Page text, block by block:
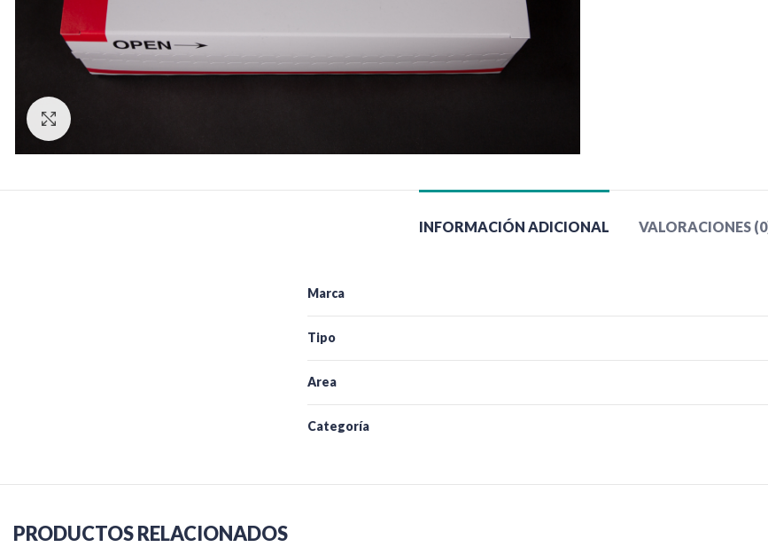
INFORMACIÓN ADICIONAL VALORACIONES
Marca
Tipo
Area
Categoría
PRODUCTOS RELACIONADOS